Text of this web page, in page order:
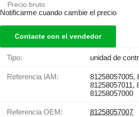
Precio bruto
Notificarme cuando cambie el precio
Contacte con el vendedor
Tipo: unidad de
Referencia IAM:
81258057005,
81258057011,
81258057000
Referencia OEM: 81258057007